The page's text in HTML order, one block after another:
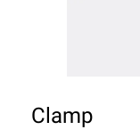
Clamp